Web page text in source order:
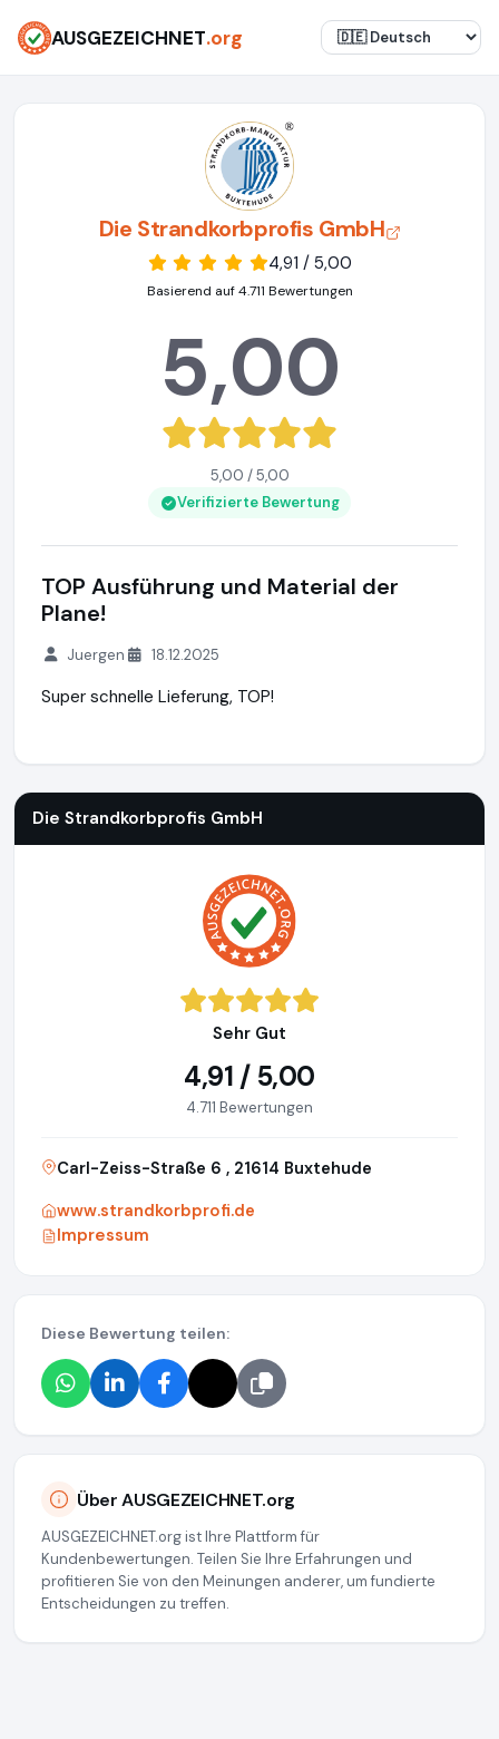
AUSGEZEICHNET.org
Die Strandkorbprofis GmbH
4,91 / 5,00
Basierend auf 4.711 Bewertungen
5,00
5,00 / 5,00
Verifizierte Bewertung
TOP Ausführung und Material der
Plane!
Juergen 18.12.2025
Super schnelle Lieferung, TOP!
Die Strandkorbprofis GmbH
Sehr Gut
4,91 / 5,00
4.711 Bewertungen
Carl-Zeiss-Straße 6 , 21614 Buxtehude
www.strandkorbprofi.de
Impressum
Diese Bewertung teilen:
Über AUSGEZEICHNET.org
AUSGEZEICHNET.org ist Ihre Plattform für
Kundenbewertungen. Teilen Sie Ihre Erfahrungen und
profitieren Sie von den Meinungen anderer, um fundierte
Entscheidungen zu treffen.